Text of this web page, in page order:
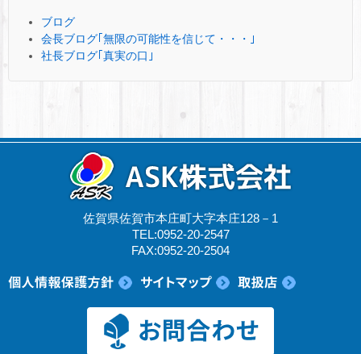
ブログ
会長ブログ｢無限の可能性を信じて・・・｣
社長ブログ｢真実の口｣
佐賀県佐賀市本庄町大字本庄128－1
TEL:0952-20-2547
FAX:0952-20-2504